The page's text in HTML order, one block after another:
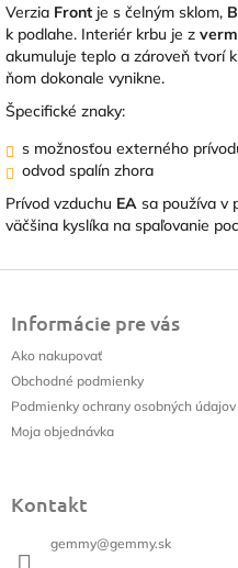
Verzia Front je s čelným sklom,
k podlahe. Interiér krbu je z
akumuluje teplo a zároveň tvorí
ňom dokonale vynikne.
Špecifické znaky:
s možnosťou externého
odvod spalín zhora
Prívod vzduchu EA sa používa v
väčšina kyslíka na spaľovanie
Informácie pre vás
Ako nakupovať
Obchodné podmienky
Podmienky ochrany osobných údajov
Moja objednávka
Kontakt
gemmy@gemmy.sk